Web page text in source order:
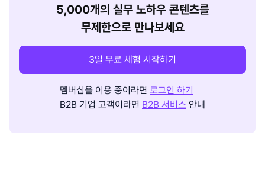
5,000개의 실무 노하우 콘텐츠를
무제한으로 만나보세요
3일 무료 체험 시작하기
멤버십을 이용 중이라면 로그인 하기
B2B 기업 고객이라면 B2B 서비스 안내